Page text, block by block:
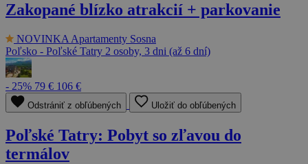
Zakopané blízko atrakcií + parkovanie
NOVINKA Apartamenty Sosna
Poľsko - Poľské Tatry 2 osoby, 3 dni (až 6 dní)
- 25% 79 € 106 €
Odstrániť z obľúbených Uložiť do obľúbených
Poľské Tatry: Pobyt so zľavou do
termálov